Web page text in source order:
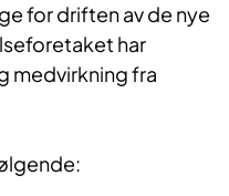
for driften av de nye
har
medvirkning fra